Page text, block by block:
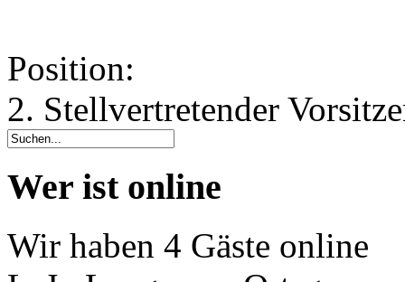
Position:
2. Stellvertretender
Wer ist online
Wir haben 4 Gäste online